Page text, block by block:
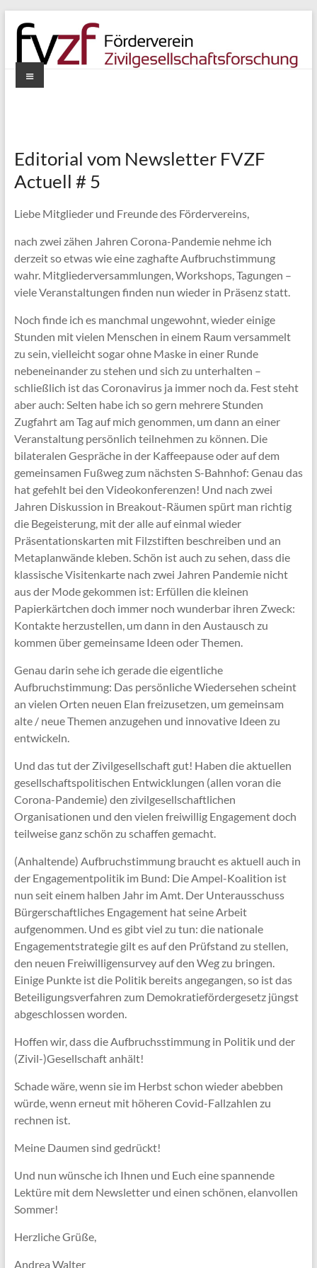
Inhalt
springen
e.V.
Menü
Editorial vom Newsletter FVZF
Actuell # 5
Liebe Mitglieder und Freunde des Fördervereins,
nach zwei zähen Jahren Corona-Pandemie nehme ich
derzeit so etwas wie eine zaghafte Aufbruchstimmung
wahr. Mitgliederversammlungen, Workshops, Tagungen –
viele Veranstaltungen finden nun wieder in Präsenz statt.
Noch finde ich es manchmal ungewohnt, wieder einige
Stunden mit vielen Menschen in einem Raum versammelt
zu sein, vielleicht sogar ohne Maske in einer Runde
nebeneinander zu stehen und sich zu unterhalten –
schließlich ist das Coronavirus ja immer noch da. Fest steht
aber auch: Selten habe ich so gern mehrere Stunden
Zugfahrt am Tag auf mich genommen, um dann an einer
Veranstaltung persönlich teilnehmen zu können. Die
bilateralen Gespräche in der Kaffeepause oder auf dem
gemeinsamen Fußweg zum nächsten S-Bahnhof: Genau das
hat gefehlt bei den Videokonferenzen! Und nach zwei
Jahren Diskussion in Breakout-Räumen spürt man richtig
die Begeisterung, mit der alle auf einmal wieder
Präsentationskarten mit Filzstiften beschreiben und an
Metaplanwände kleben. Schön ist auch zu sehen, dass die
klassische Visitenkarte nach zwei Jahren Pandemie nicht
aus der Mode gekommen ist: Erfüllen die kleinen
Papierkärtchen doch immer noch wunderbar ihren Zweck:
Kontakte herzustellen, um dann in den Austausch zu
kommen über gemeinsame Ideen oder Themen.
Genau darin sehe ich gerade die eigentliche
Aufbruchstimmung: Das persönliche Wiedersehen scheint
an vielen Orten neuen Elan freizusetzen, um gemeinsam
alte / neue Themen anzugehen und innovative Ideen zu
entwickeln.
Und das tut der Zivilgesellschaft gut! Haben die aktuellen
gesellschaftspolitischen Entwicklungen (allen voran die
Corona-Pandemie) den zivilgesellschaftlichen
Organisationen und den vielen freiwillig Engagement doch
teilweise ganz schön zu schaffen gemacht.
(Anhaltende) Aufbruchstimmung braucht es aktuell auch in
der Engagementpolitik im Bund: Die Ampel-Koalition ist
nun seit einem halben Jahr im Amt. Der Unterausschuss
Bürgerschaftliches Engagement hat seine Arbeit
aufgenommen. Und es gibt viel zu tun: die nationale
Engagementstrategie gilt es auf den Prüfstand zu stellen,
den neuen Freiwilligensurvey auf den Weg zu bringen.
Einige Punkte ist die Politik bereits angegangen, so ist das
Beteiligungsverfahren zum Demokratiefördergesetz jüngst
abgeschlossen worden.
Hoffen wir, dass die Aufbruchsstimmung in Politik und der
(Zivil-)Gesellschaft anhält!
Schade wäre, wenn sie im Herbst schon wieder abebben
würde, wenn erneut mit höheren Covid-Fallzahlen zu
rechnen ist.
Meine Daumen sind gedrückt!
Und nun wünsche ich Ihnen und Euch eine spannende
Lektüre mit dem Newsletter und einen schönen, elanvollen
Sommer!
Herzliche Grüße,
Andrea Walter